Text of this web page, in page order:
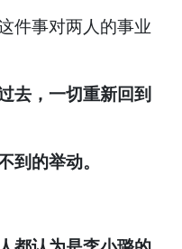
件事对两人的事业
去，一切重新回到
到的举动。